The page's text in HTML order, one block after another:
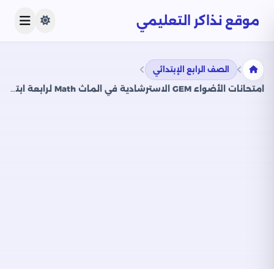
موقع نذاكر التعليمي
الصف الرابع الإبتدائي
امتحانات الأضواء GEM الاسترشادية في الماث Math لرابعة ابتدائي على مقرر شهر أبريل 2025 بصيغة PDF